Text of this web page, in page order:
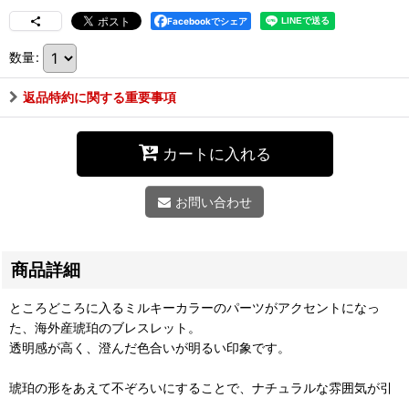
Facebookでシェア
数量:
返品特約に関する重要事項
カートに入れる
お問い合わせ
商品詳細
ところどころに入るミルキーカラーのパーツがアクセントになっ
た、海外産琥珀のブレスレット。
透明感が高く、澄んだ色合いが明るい印象です。
琥珀の形をあえて不ぞろいにすることで、ナチュラルな雰囲気が引